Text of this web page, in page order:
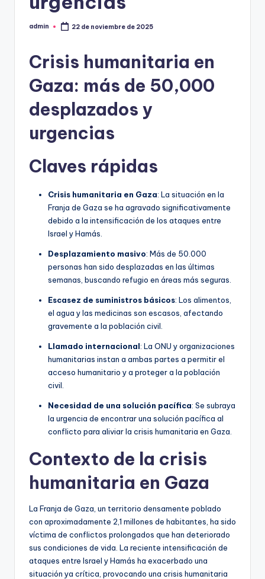
Publicado
admin 22 de noviembre de 2025
Crisis humanitaria en
Gaza: más de 50,000
desplazados y
urgencias
Claves rápidas
Crisis humanitaria en Gaza: La situación en la
Franja de Gaza se ha agravado significativamente
debido a la intensificación de los ataques entre
Israel y Hamás.
Desplazamiento masivo: Más de 50.000
personas han sido desplazadas en las últimas
semanas, buscando refugio en áreas más seguras.
Escasez de suministros básicos: Los alimentos,
el agua y las medicinas son escasos, afectando
gravemente a la población civil.
Llamado internacional: La ONU y organizaciones
humanitarias instan a ambas partes a permitir el
acceso humanitario y a proteger a la población
civil.
Necesidad de una solución pacífica: Se subraya
la urgencia de encontrar una solución pacífica al
conflicto para aliviar la crisis humanitaria en Gaza.
Contexto de la crisis
humanitaria en Gaza
La Franja de Gaza, un territorio densamente poblado
con aproximadamente 2,1 millones de habitantes, ha sido
víctima de conflictos prolongados que han deteriorado
sus condiciones de vida. La reciente intensificación de
ataques entre Israel y Hamás ha exacerbado una
situación ya crítica, provocando una crisis humanitaria